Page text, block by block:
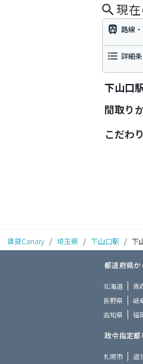
現
路線
詳細
下山口
間取り
こだわ
賃貸Canary / 埼玉県 / 下山口駅 / 下
都道府県
北海道 青
長野県
岐
高知県
福
政令指定
札幌市 道